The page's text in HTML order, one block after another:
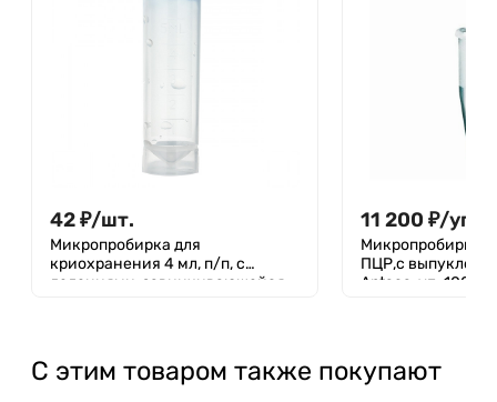
42₽/шт.
Микропробирка для
криохранения 4 мл, п/п, с
делениями, завинчивающейся
11 200 ₽/
Микропробирка
ПЦР,с выпуклой
Aptaca, уп. 1000
С этим товаром также покупают